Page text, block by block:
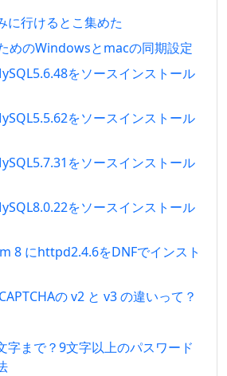
に行けるとこ集めた
めのWindowsとmacの同期設定
をソースインストール
をソースインストール
をソースインストール
をソースインストール
8 にhttpd2.4.6をDNFでインスト
の v2 と v3 の違いって？
字まで？9文字以上のパスワード